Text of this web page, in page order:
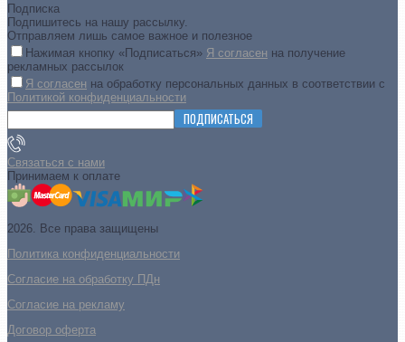
Подписка
Подпишитесь на нашу рассылку.
Отправляем лишь самое важное и полезное
Нажимая кнопку «Подписаться» Я согласен на получение
рекламных рассылок
Я согласен на обработку персональных данных в соответствии с
Политикой конфиденциальности
ПОДПИСАТЬСЯ
Связаться с нами
Принимаем к оплате
2026. Все права защищены
Политика конфиденциальности
Согласие на обработку ПДн
Cогласие на рекламу
Договор оферта